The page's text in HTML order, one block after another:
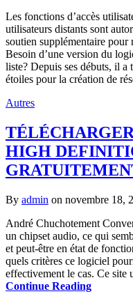
Les fonctions d’accès
utilisateurs distants sont
soutien supplémentaire pour
Besoin d’une version du
liste? Depuis ses débuts, il
étoiles pour la création de
Autres
HIGH
By admin on novembre 18,
André Chuchotement
un chipset audio, ce qui
et peut-être en état de
quels critères ce logiciel
effectivement le cas. Ce
Continue Reading